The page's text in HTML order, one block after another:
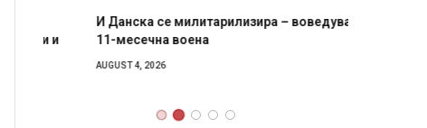
И Данска се милитарилизира – воведува нова
11-месечна воена
AUGUST 4, 2026